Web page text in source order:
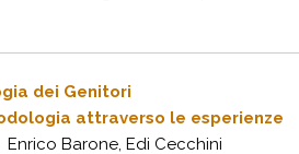
dei Genitori
attraverso le esperienze
Enrico Barone, Edi Cecchini